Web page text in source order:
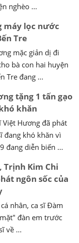
nghèo ...
máy lọc nước
Tre
mặc giản dị đi
bà con hai huyện
Tre đang ...
tặng 1 tấn gạo
khăn
Hương đã phát
đang khó khăn vì
đang diễn biến ...
Kim Chi
ngôn sốc của
nhân, ca sĩ Đàm
đàn em trước
về ...